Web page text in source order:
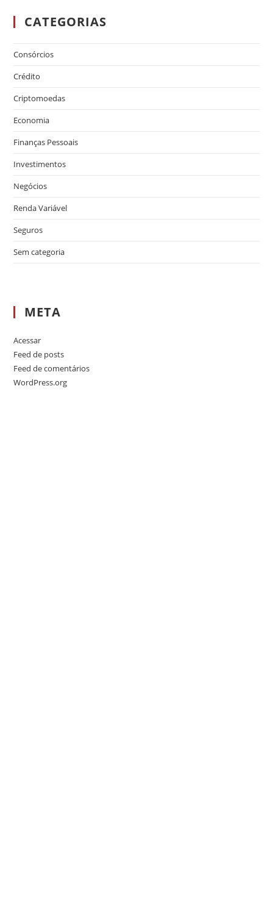
CATEGORIAS
Consórcios
Crédito
Criptomoedas
Economia
Finanças Pessoais
Investimentos
Negócios
Renda Variável
Seguros
Sem categoria
META
Acessar
Feed de posts
Feed de comentários
WordPress.org